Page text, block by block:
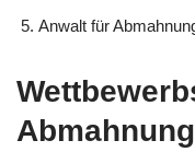
Anwalt für